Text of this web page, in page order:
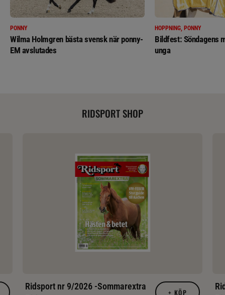
PONNY
Wilma Holmgren bästa svensk när ponny-
EM avslutades
HOPPNING, PONNY
Bildfest: Söndagens
unga
RIDSPORT SHOP
Ridsport nr 9/2026 -Sommarextra
+ KÖP